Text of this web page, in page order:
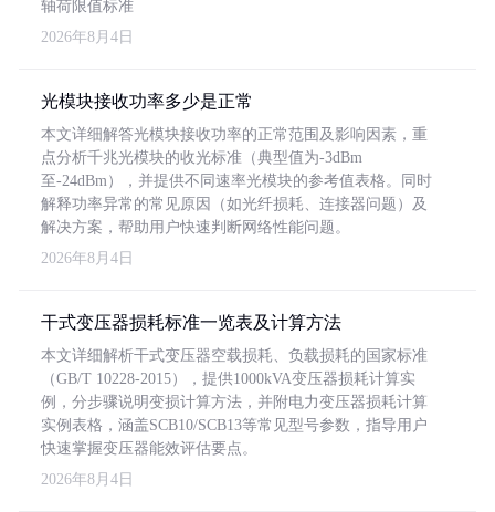
轴荷限值标准
2026年8月4日
光模块接收功率多少是正常
本文详细解答光模块接收功率的正常范围及影响因素，重
点分析千兆光模块的收光标准（典型值为-3dBm
至-24dBm），并提供不同速率光模块的参考值表格。同时
解释功率异常的常见原因（如光纤损耗、连接器问题）及
解决方案，帮助用户快速判断网络性能问题。
2026年8月4日
干式变压器损耗标准一览表及计算方法
本文详细解析干式变压器空载损耗、负载损耗的国家标准
（GB/T 10228-2015），提供1000kVA变压器损耗计算实
例，分步骤说明变损计算方法，并附电力变压器损耗计算
实例表格，涵盖SCB10/SCB13等常见型号参数，指导用户
快速掌握变压器能效评估要点。
2026年8月4日